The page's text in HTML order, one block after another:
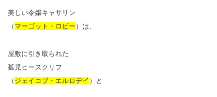
美しい令嬢キャサリン
（マーゴット・ロビー）は、
屋敷に引き取られた
孤児ヒースクリフ
（ジェイコブ・エルロデイ ）と